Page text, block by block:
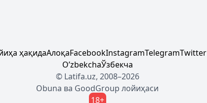
ҳақидаАлоқаFacebookInstagramTelegramTwitter
OʼzbekchaЎзбекча
© Latifa.uz, 2008–2026
Obuna ва GoodGroup лойиҳаси
18+